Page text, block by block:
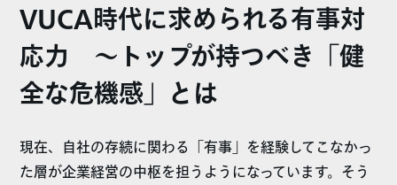
VUCA時代に求められる有事対
応力 ～トップが持つべき「健
全な危機感」とは
現在、自社の存続に関わる「有事」を経験してこなかっ
た層が企業経営の中枢を担うようになっています。そう